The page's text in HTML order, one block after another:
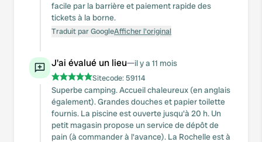
facile par la barrière et paiement rapide des
tickets à la borne.
Traduit par GoogleAfficher l'original
J'ai évalué un lieu—il y a 11 mois
Sitecode:59114
Superbe camping. Accueil chaleureux (en anglais
également). Grandes douches et papier toilette
fournis. La piscine est ouverte jusqu'à 20 h. Un
petit magasin propose un service de dépôt de
pain (à commander à l'avance). La Rochelle est à